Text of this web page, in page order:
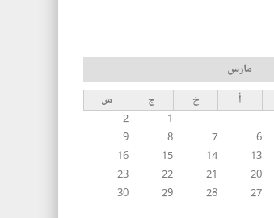
مارس
أ خ ج
س
1
2
6
7
8
9
13
14
15
16
20
21
22
23
27
28
29
30